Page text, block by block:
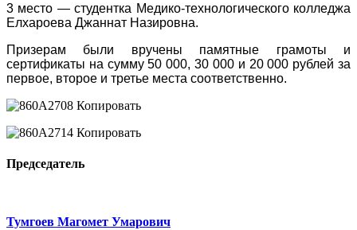
3 место — студентка Медико-технологического колледжа
Елхароева Джаннат Назировна.
Призерам были вручены памятные грамоты и
сертификаты на сумму 50 000, 30 000 и 20 000 рублей за
первое, второе и третье места соответственно.
Председатель
Тумгоев Магомет Умарович